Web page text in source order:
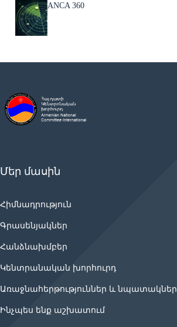
ANCA 360
Մեր մասին
Հիմնադրություն
Գրասենյակներ
Հանձնախմբեր
Կենտրանական խորհուրդ
Առաջնահերթություններ և նպատակներ
Ինչպես ենք աշխատում